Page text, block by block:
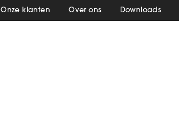
Onze klanten Over ons Downloads